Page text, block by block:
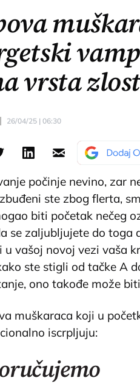
vrsta
26/04/25 | 06:30
počinje nevino, zar
ste zbog flerta,
biti početak nečeg
se zaljubljujete do toga
u vašoj novoj vezi vaša
ste stigli od tačke A
ono takođe može
muškaraca koji u
iscrpljuju: